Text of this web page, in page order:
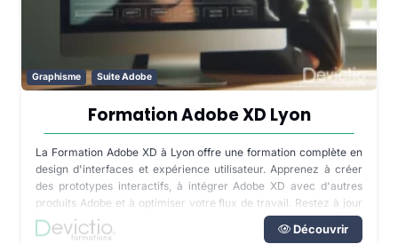
Graphisme Suite Adobe
Formation Adobe XD Lyon
La Formation Adobe XD à Lyon offre une formation complète en
design d'interfaces et expérience utilisateur. Apprenez à créer
des prototypes interactifs, à intégrer Adobe XD avec d'autres
produits Adobe et à optimiser votre flux de travail. Restez à jour
avec les dernières fonctionnalités et avancées de cet outil
Découvrir